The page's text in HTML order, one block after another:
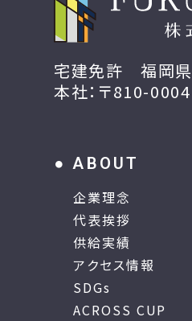
宅建免許 福岡
本社：〒810-
ABOUT
企業理念
代表挨拶
供給実績
アクセス情報
SDGs
ACROSS CUP